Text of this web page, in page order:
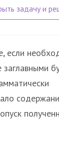
если